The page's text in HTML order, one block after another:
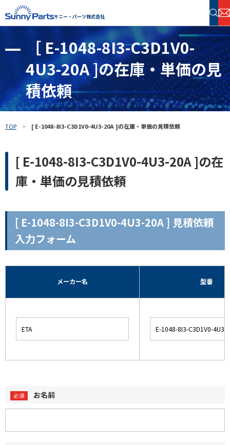
サニー・パーツ株式会社
半導体・電子部品 在庫検索
フリーワードで探す
［ E-1048-8I3-C3D1V0-
4U3-20A ]の在庫・単価の見
積依頼
TOP [ E-1048-8I3-C3D1V0-4U3-20A ]の在庫・単価の見積依頼
[ E-1048-8I3-C3D1V0-4U3-20A ]の在
庫・単価の見積依頼
[ E-1048-8I3-C3D1V0-4U3-20A ] 見積依頼
入力フォーム
メーカー名 型番
お名前